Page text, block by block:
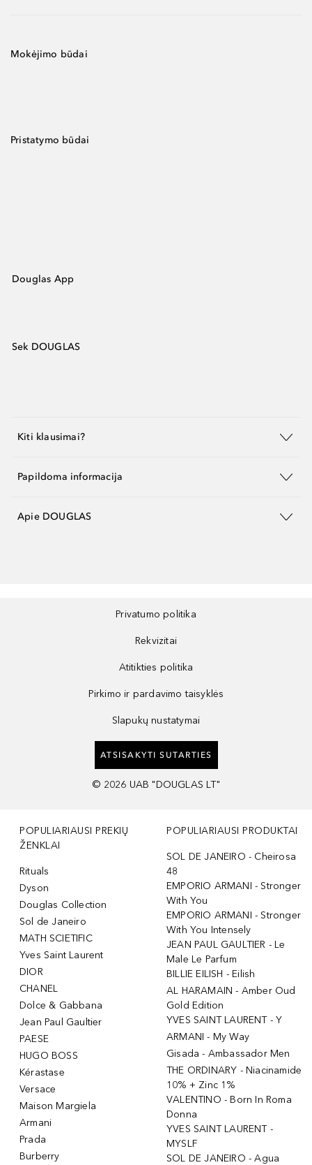
Mokėjimo būdai
Pristatymo būdai
Douglas App
Sek DOUGLAS
Kiti klausimai?
Papildoma informacija
Apie DOUGLAS
Privatumo politika
Rekvizitai
Atitikties politika
Pirkimo ir pardavimo taisyklės
Slapukų nustatymai
ATSISAKYTI SUTARTIES
© 2026 UAB "DOUGLAS LT"
POPULIARIAUSI PREKIŲ
ŽENKLAI
Rituals
Dyson
Douglas Collection
Sol de Janeiro
MATH SCIETIFIC
Yves Saint Laurent
DIOR
CHANEL
Dolce & Gabbana
Jean Paul Gaultier
PAESE
HUGO BOSS
Kérastase
Versace
Maison Margiela
Armani
Prada
Burberry
POPULIARIAUSI PRODUKTAI
SOL DE JANEIRO - Cheirosa
48
EMPORIO ARMANI - Stronger
With You
EMPORIO ARMANI - Stronger
With You Intensely
JEAN PAUL GAULTIER - Le
Male Le Parfum
BILLIE EILISH - Eilish
AL HARAMAIN - Amber Oud
Gold Edition
YVES SAINT LAURENT - Y
ARMANI - My Way
Gisada - Ambassador Men
THE ORDINARY - Niacinamide
10% + Zinc 1%
VALENTINO - Born In Roma
Donna
YVES SAINT LAURENT -
MYSLF
SOL DE JANEIRO - Agua